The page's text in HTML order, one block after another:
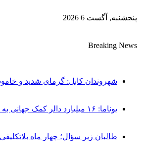
پنجشنبه, آگست 6 2026
Breaking News
شهروندان کابل: گرمای شدید و
یوناما: ۱۶ میلیارد دالر کمک جهانی به افغانستان پس از بازگشت طالبان؛ اما بحران همچنان ادامه دارد
طالبان زیر سؤال؛ چهار ماه